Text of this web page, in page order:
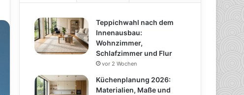
Teppichwahl nach dem
Innenausbau:
Wohnzimmer,
Schlafzimmer und Flur
vor 2 Wochen
Küchenplanung 2026:
Materialien, Maße und